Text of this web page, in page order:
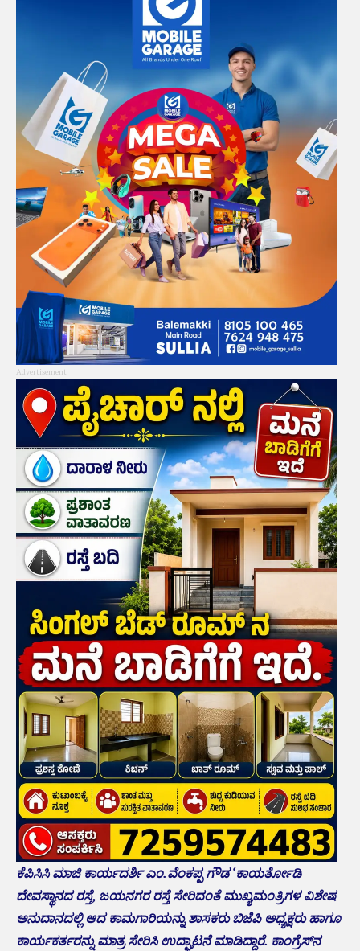
Advertisement
ಕೆಪಿಸಿಸಿ ಮಾಜಿ ಕಾರ್ಯದರ್ಶಿ ಎಂ.ವೆಂಕಪ್ಪ ಗೌಡ ‘ಕಾಯರ್ತೋಡಿ
ದೇವಸ್ಥಾನದ ರಸ್ತೆ, ಜಯನಗರ ರಸ್ತೆ ಸೇರಿದಂತೆ ಮುಖ್ಯಮಂತ್ರಿಗಳ ವಿಶೇಷ
ಅನುದಾನದಲ್ಲಿ ಆದ ಕಾಮಗಾರಿಯನ್ನು ಶಾಸಕರು ಬಿಜೆಪಿ ಅಧ್ಯಕ್ಷರು ಹಾಗೂ
ಕಾರ್ಯಕರ್ತರನ್ನು ಮಾತ್ರ ಸೇರಿಸಿ ಉದ್ಘಾಟನೆ ಮಾಡಿದ್ದಾರೆ. ಕಾಂಗ್ರೆಸ್‌ನ